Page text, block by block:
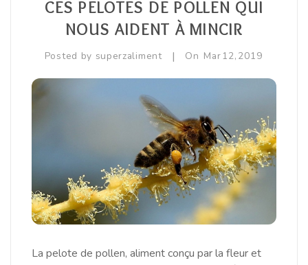
Equilibre Masculin
Immunité / Défenses Naturelles
Libido / Tonus Sexuel
Vitamines / Minéraux / Oligoéléments
CES PELOTES DE POLLEN QUI
NOUS AIDENT À MINCIR
Posted by superzaliment | On Mar12, 2019
La pelote de pollen, aliment conçu par la fleur et